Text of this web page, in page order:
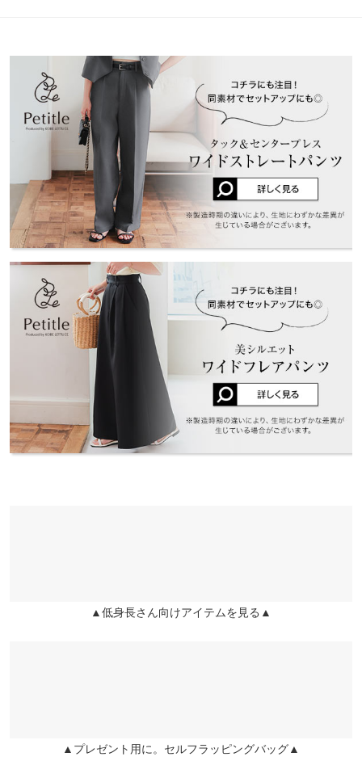
ことが出来ます。同生地のM4027とのセットアップ使いもオスス
メです。
※キャンセル/変更不可
身幅
裾幅 53
袖口幅 20.5
身長別サイズガイド サイズ規格・採寸について
※生産時期の違いによる色や素材に関して、多少の個体差が生じ
残念ながら色が似合わない気がしてまだ使えていません(T^T)可愛
いのでこれから着こなしを研究して使えたらいいな～と思いま
す。
Chip |身長：146cm 150cm | 体重： ~50kg| 足のサイズ：23.0cm
23.5cm
★★★★★
★★★★★ 2
カラー：ブラック サイズ：プチ購入日：2025/03/22
ボタンがすごーく止め難い！ セットアップで購入したので、セッ
トアップで使いたいと思います。こちら単体では私には着用が難
しいです…
ちぃぃ |身長： 151cm 155cm | 体重： 51kg ~55kg| 足のサイズ：
more レビューを書く
投稿でポイントプレゼント
くはご利用店舗にお問い合わせください。
兵庫県 三宮店
店舗在庫
姫路店
店舗在庫
▲低身長さん向けアイテムを見る▲
▲プレゼント用に。セルフラッピングバッグ▲